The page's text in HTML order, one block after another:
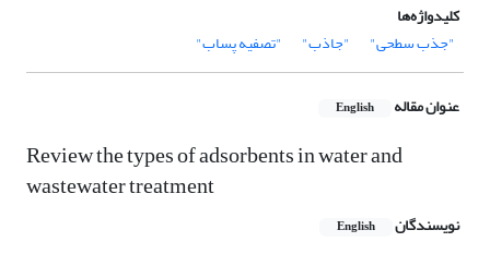
کلیدواژه‌ها
"جذب سطحی"
"جاذب" "تصفیه پساب"
عنوان مقاله English
Review the types of adsorbents in water and
wastewater treatment
نویسندگان English